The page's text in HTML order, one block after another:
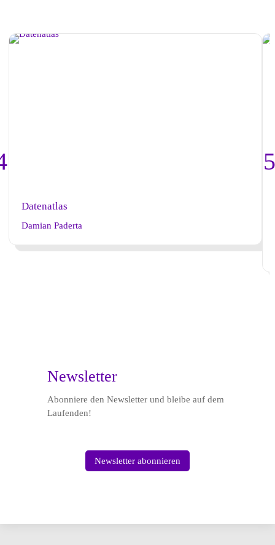
Datenatlas
Damian Paderta
Newsletter
Abonniere den Newsletter und bleibe auf dem
Laufenden!
Newsletter abonnieren